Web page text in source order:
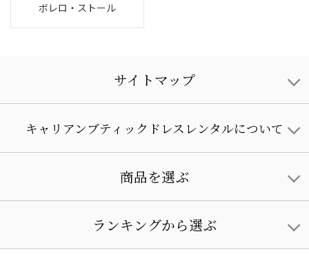
ボレロ・ストール
サイトマップ
キャリアンブティックドレスレンタルについて
商品を選ぶ
ランキングから選ぶ